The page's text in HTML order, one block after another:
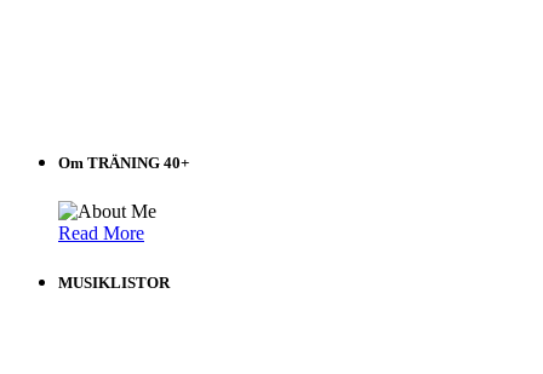
Om TRÄNING 40+
Read More
MUSIKLISTOR